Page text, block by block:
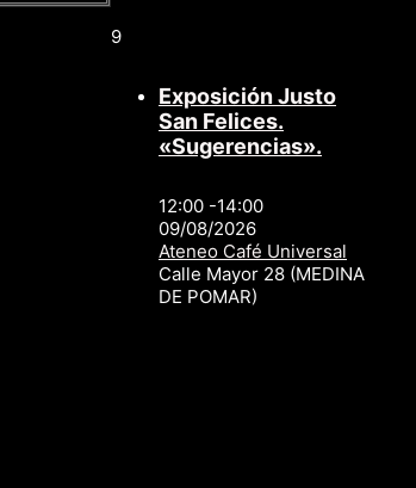
9
Exposición Justo
San Felices.
«Sugerencias».
12:00 -14:00
09/08/2026
Ateneo Café Universal
Calle Mayor 28 (MEDINA
DE POMAR)